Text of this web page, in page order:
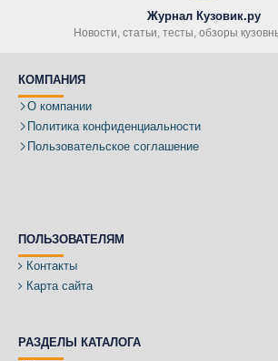
Журнал Кузовик.ру
Новости, статьи, тесты, обзоры
КОМПАНИЯ
О компании
Политика конфиденциальности
Пользовательское соглашение
ПОЛЬЗОВАТЕЛЯМ
Контакты
Карта сайта
РАЗДЕЛЫ КАТАЛОГА